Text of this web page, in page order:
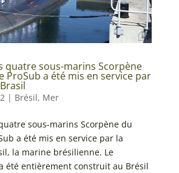
quatre sous-marins Scorpène
ProSub a été mis en service par
| Brésil, Mer
sous-marins Scorpène du
a été mis en service par la
la marine brésilienne. Le
été entièrement construit au Brésil